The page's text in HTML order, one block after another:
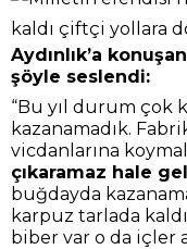
Aydınlık’a
şöyle seslendi:
“Bu yıl durum
kazanamadık.
vicdanlarına
çıkaramaz hale
buğdayda
karpuz tarlada
biber var o da içler